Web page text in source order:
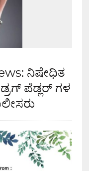
ನಿಷೇಧಿತ
ಪೆಡ್ಲರ್ ಗಳ